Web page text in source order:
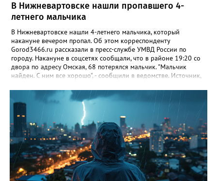
В Нижневартовске нашли пропавшего 4-
летнего мальчика
В Нижневартовске нашли 4-летнего мальчика, который
накануне вечером пропал. Об этом корреспонденту
Gorod3466.ru рассказали в пресс-службе УМВД России по
городу. Накануне в соцсетях сообщали, что в районе 19:20 со
двора по адресу Омская, 68 потерялся мальчик. "Мальчик
найден. С ним все хорошо", - сообщили в ведомстве. Источник,
издания, что мальчик просто заблудился. По словам
собеседника, ребенок гулял с сестрой, в какой-то момент она
отвлеклась, а он убежал от нее. "Мальчик гулял, пытаясь найти
дом, но не смог. Затем его нашли прохожие и позвонили в
полицию", - добавил источник.